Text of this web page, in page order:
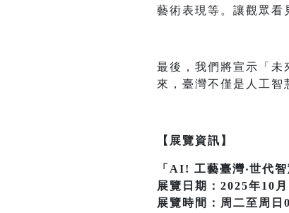
藝術表現等。讓觀眾看
最後，我們將宣示「未
來，臺灣不僅是人工智
【展覽資訊】
「AI! 工藝臺灣‧世代
展覽日期：2025年10
展覽時間：周二至周